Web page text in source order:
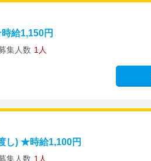
給1,150円
集人数 1人
し) ★時給1,100円
集人数 1人